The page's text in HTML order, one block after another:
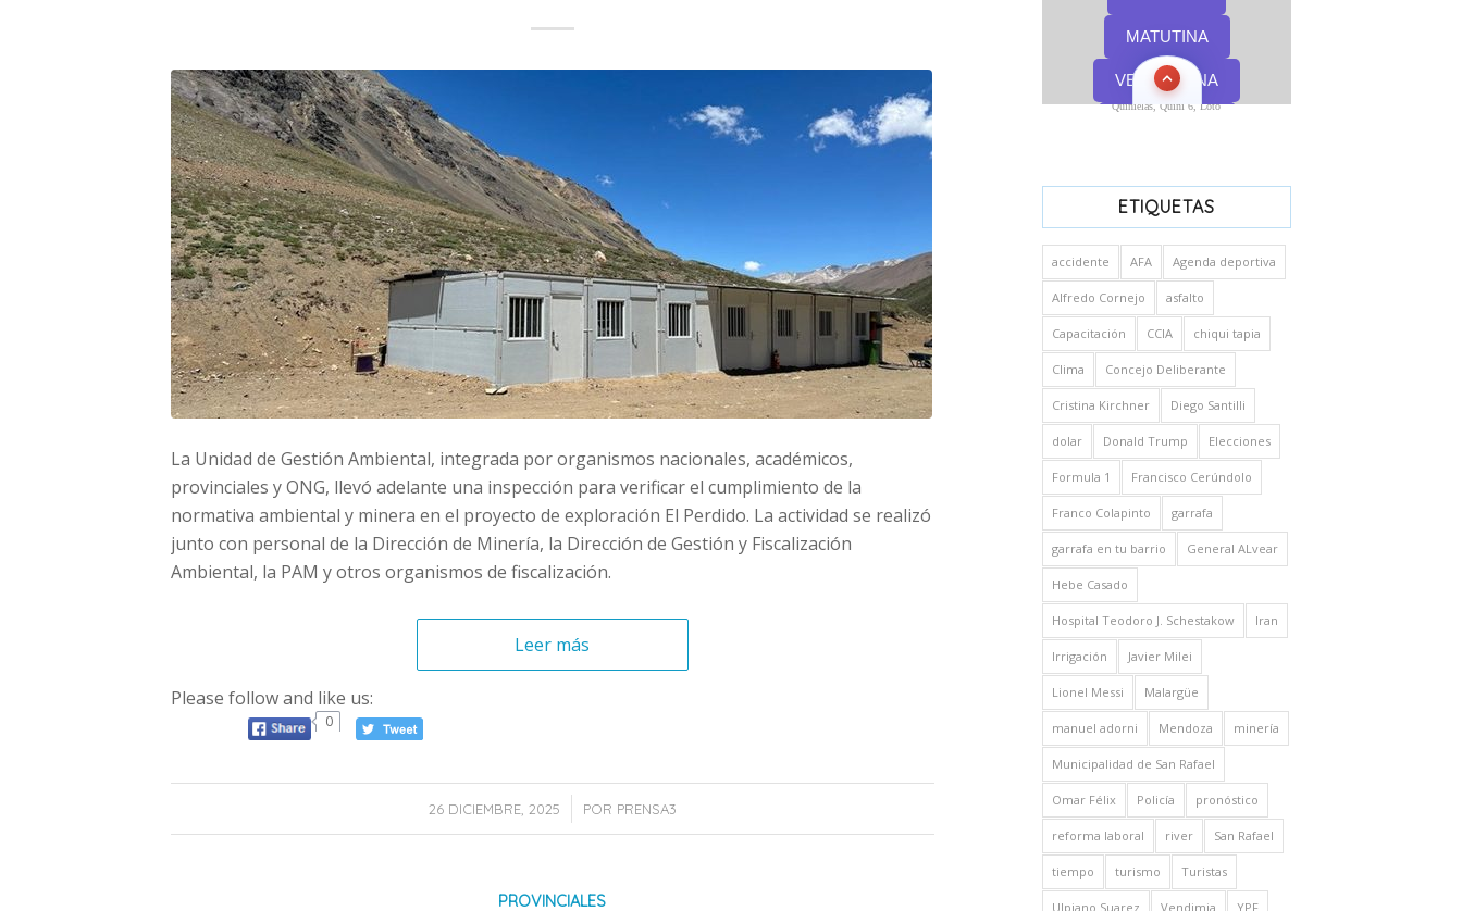
La Unidad de Gestión Ambiental, integrada por organismos nacionales, académicos,
provinciales y ONG, llevó adelante una inspección para verificar el cumplimiento de la
normativa ambiental y minera en el proyecto de exploración El Perdido. La actividad se realizó
junto con personal de la Dirección de Minería, la Dirección de Gestión y Fiscalización
Ambiental, la PAM y otros organismos de fiscalización.
Leer más
Please follow and like us:
0
26 DICIEMBRE, 2025
/ POR PRENSA3
PROVINCIALES
Quinielas, Quini 6, Loto
ETIQUETAS
accidente AFA Agenda deportiva
Alfredo Cornejo asfalto
Capacitación CCIA chiqui tapia
Clima Concejo Deliberante
Cristina Kirchner Diego Santilli
dolar Donald Trump Elecciones
Formula 1 Francisco Cerúndolo
Franco Colapinto garrafa
garrafa en tu barrio General ALvear
Hebe Casado
Hospital Teodoro J. Schestakow Iran
Irrigación Javier Milei
Lionel Messi Malargüe
manuel adorni Mendoza minería
Municipalidad de San Rafael
Omar Félix Policía pronóstico
reforma laboral river San Rafael
tiempo turismo Turistas
Ulpiano Suarez Vendimia YPF